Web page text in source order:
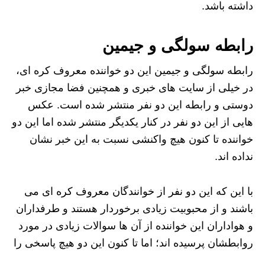
داشته باشد.
رابطه سولگی و جیمین
رابطه سولگی و جیمین این دو خواننده معروف کره‌ ای،
در خیلی از سایت های خبری و همچنین فضا مجازی خبر
دوستی و رابطه این دو نفر منتشر شده است. عکس‌
هایی از این دو نفر در کنار یکدیگر منتشر شده اما این دو
خواننده تا کنون هیچ واکنشی نسبت به این خبر نشان
نداده اند.
با این که این دو نفر از خوانندگان معروف کره ای می
باشند و از محبوبیت زیادی برخوردار هستند و طرفداران
و هواداران این خواننده از آن ها سوالات زیادی در مورد
روابطشان پرسیده اند؛ اما تا کنون این دو هیچ پاسخی را